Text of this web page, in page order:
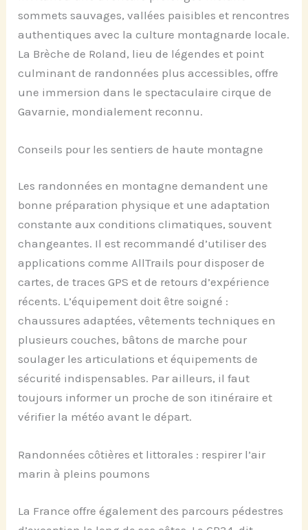
sommets sauvages, vallées paisibles et rencontres
authentiques avec la culture montagnarde locale.
La Brèche de Roland, lieu de légendes et point
culminant de randonnées plus accessibles, offre
une immersion dans le spectaculaire cirque de
Gavarnie, mondialement reconnu.
Conseils pour les sentiers de haute montagne
Les randonnées en montagne demandent une
bonne préparation physique et une adaptation
constante aux conditions climatiques, souvent
changeantes. Il est recommandé d’utiliser des
applications comme AllTrails pour disposer de
cartes, de traces GPS et de retours d’expérience
récents. L’équipement doit être soigné :
chaussures adaptées, vêtements techniques en
plusieurs couches, bâtons de marche pour
soulager les articulations et équipements de
sécurité indispensables. Par ailleurs, il faut
toujours informer un proche de son itinéraire et
vérifier la météo avant le départ.
Randonnées côtières et littorales : respirer l’air
marin à pleins poumons
La France offre également des parcours pédestres